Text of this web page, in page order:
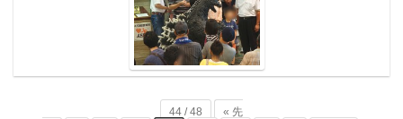
44 / 48
« 先